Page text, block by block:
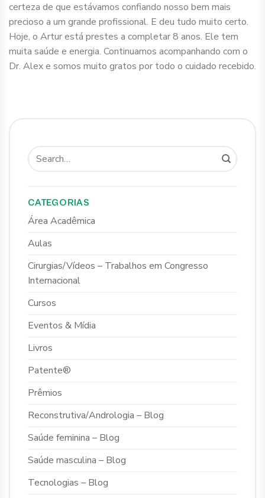
certeza de que estávamos confiando nosso bem mais
precioso a um grande profissional. E deu tudo muito certo.
Hoje, o Artur está prestes a completar 8 anos. Ele tem
muita saúde e energia. Continuamos acompanhando com o
Dr. Alex e somos muito gratos por todo o cuidado recebido.
CATEGORIAS
Área Acadêmica
Aulas
Cirurgias/Vídeos – Trabalhos em Congresso
Internacional
Cursos
Eventos & Mídia
Livros
Patente®
Prêmios
Reconstrutiva/Andrologia – Blog
Saúde feminina – Blog
Saúde masculina – Blog
Tecnologias – Blog